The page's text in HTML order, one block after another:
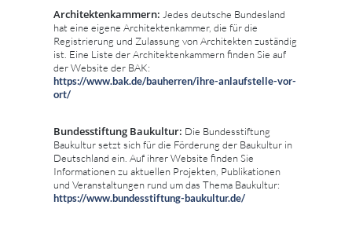
Architektenkammern: Jedes deutsche Bundesland
hat eine eigene Architektenkammer, die für die
Registrierung und Zulassung von Architekten zuständig
ist. Eine Liste der Architektenkammern finden Sie auf
der Website der BAK:
https://www.bak.de/bauherren/ihre-anlaufstelle-vor-
ort/
Bundesstiftung Baukultur: Die Bundesstiftung
Baukultur setzt sich für die Förderung der Baukultur in
Deutschland ein. Auf ihrer Website finden Sie
Informationen zu aktuellen Projekten, Publikationen
und Veranstaltungen rund um das Thema Baukultur:
https://www.bundesstiftung-baukultur.de/